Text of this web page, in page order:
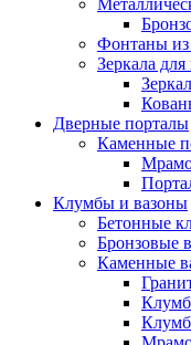
Фонтаны из
Зеркала
Дверные порталы
Каменные
Клумбы и вазоны
Бетонные
Бронзовые
Каменные